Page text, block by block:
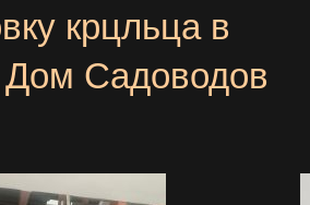
крцльца в
Дом Садоводов